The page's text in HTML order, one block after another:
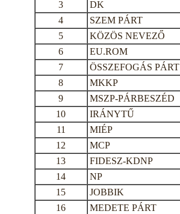
3
DK
4
SZEM PÁRT
5
KÖZÖS NEVEZŐ
6
EU.ROM
7
ÖSSZEFOGÁS PÁRT
8
MKKP
9
MSZP-PÁRBESZÉD
10
IRÁNYTŰ
11
MIÉP
12
MCP
13
FIDESZ-KDNP
14
NP
15
JOBBIK
16
MEDETE PÁRT